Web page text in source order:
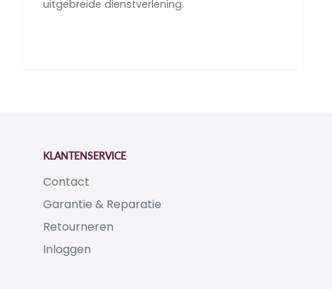
uitgebreide dienstverlening.
KLANTENSERVICE
Contact
Garantie & Reparatie
Retourneren
Inloggen